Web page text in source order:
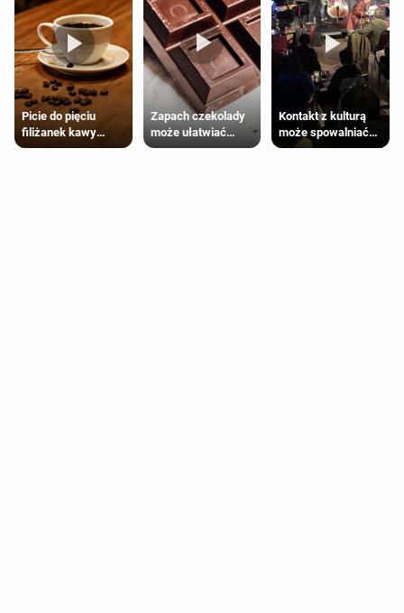
Picie do pięciu
filiżanek kawy
dziennie jest
Zapach czekolady
może ułatwiać
trening siłowy
Kontakt z kulturą
może spowalniać
starzenie